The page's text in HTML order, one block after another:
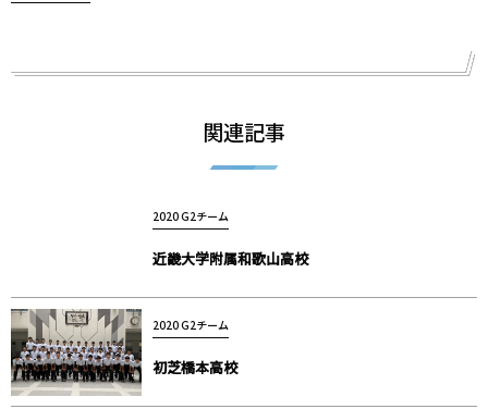
関連記事
2020 G2チーム
近畿大学附属和歌山高校
2020 G2チーム
初芝橋本高校